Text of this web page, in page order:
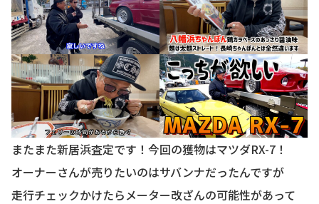
またまた新居浜査定です！今回の獲物はマツダRX-7！
オーナーさんが売りたいのはサバンナだったんですが
走行チェックかけたらメーター改ざんの可能性があって